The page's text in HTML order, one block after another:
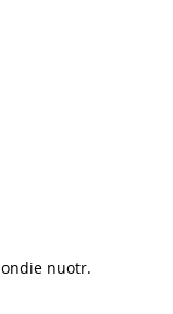
nuotr.